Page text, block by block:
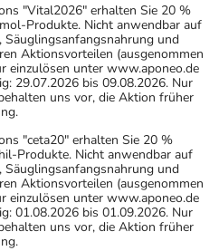
"Vital2026" erhalten Sie 20 %
Produkte. Nicht anwendbar auf
und
Aktionsvorteilen (ausgenommen
einzulösen unter www.aponeo.de
29.07.2026 bis 09.08.2026. Nur
uns vor, die Aktion früher
"ceta20" erhalten Sie 20 %
Produkte. Nicht anwendbar auf
und
Aktionsvorteilen (ausgenommen
einzulösen unter www.aponeo.de
01.08.2026 bis 01.09.2026. Nur
uns vor, die Aktion früher